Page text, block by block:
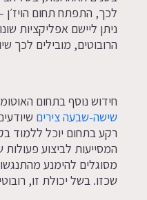
לכך, התפתח תחום הויז׳ן
ניתן ליישם אפליקציות
הרובוטים, מובילים לכך
חידוש נוסף בתחום
שישה-שבעה צירים
רקע בתחום יוכל ללמוד
המסייעות לביצוע
מסוגלים להימנע
שכזו. בשל יכולת זו,